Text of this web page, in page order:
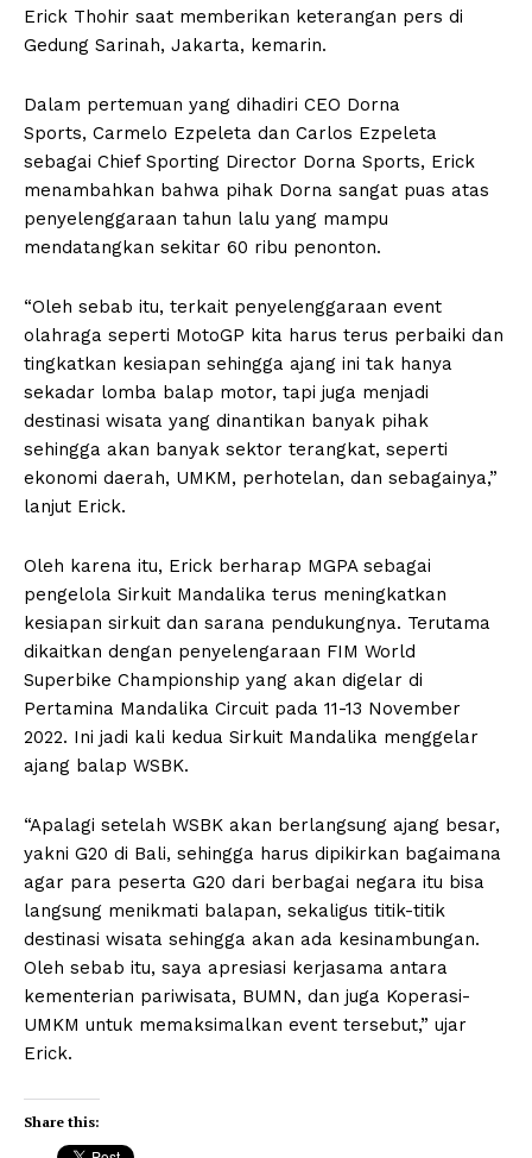
Erick Thohir saat memberikan keterangan pers di
Gedung Sarinah, Jakarta, kemarin.
Dalam pertemuan yang dihadiri CEO Dorna
Sports, Carmelo Ezpeleta dan Carlos Ezpeleta
sebagai Chief Sporting Director Dorna Sports, Erick
menambahkan bahwa pihak Dorna sangat puas atas
penyelenggaraan tahun lalu yang mampu
mendatangkan sekitar 60 ribu penonton.
“Oleh sebab itu, terkait penyelenggaraan event
olahraga seperti MotoGP kita harus terus perbaiki dan
tingkatkan kesiapan sehingga ajang ini tak hanya
sekadar lomba balap motor, tapi juga menjadi
destinasi wisata yang dinantikan banyak pihak
sehingga akan banyak sektor terangkat, seperti
ekonomi daerah, UMKM, perhotelan, dan sebagainya,”
lanjut Erick.
Oleh karena itu, Erick berharap MGPA sebagai
pengelola Sirkuit Mandalika terus meningkatkan
kesiapan sirkuit dan sarana pendukungnya. Terutama
dikaitkan dengan penyelengaraan FIM World
Superbike Championship yang akan digelar di
Pertamina Mandalika Circuit pada 11-13 November
2022. Ini jadi kali kedua Sirkuit Mandalika menggelar
ajang balap WSBK.
“Apalagi setelah WSBK akan berlangsung ajang besar,
yakni G20 di Bali, sehingga harus dipikirkan bagaimana
agar para peserta G20 dari berbagai negara itu bisa
langsung menikmati balapan, sekaligus titik-titik
destinasi wisata sehingga akan ada kesinambungan.
Oleh sebab itu, saya apresiasi kerjasama antara
kementerian pariwisata, BUMN, dan juga Koperasi-
UMKM untuk memaksimalkan event tersebut,” ujar
Erick.
Share this: